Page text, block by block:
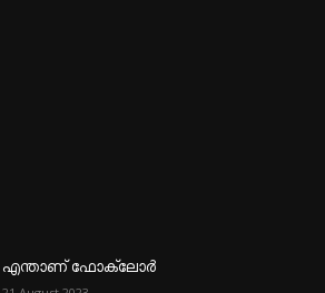
എന്താണ്‌ ഫോക്‌ലോർ